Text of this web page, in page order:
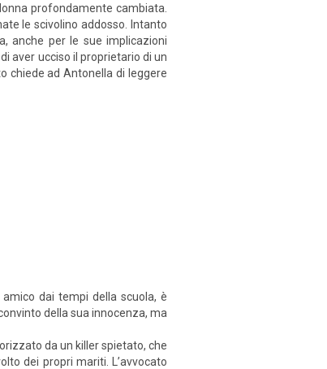
profondamente cambiata.
le scivolino addosso. Intanto
anche per le sue implicazioni
aver ucciso il proprietario di un
chiede ad Antonella di leggere
dai tempi della scuola, è
della sua innocenza, ma
da un killer spietato, che
dei propri mariti. L’avvocato